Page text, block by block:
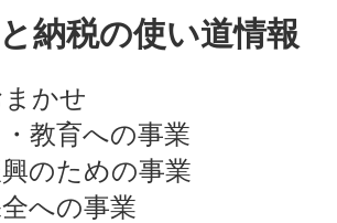
納税の使い道情報
かせ
教育への事業
のための事業
への事業